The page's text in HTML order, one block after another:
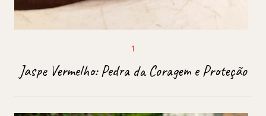
Jaspe Vermelho: Pedra da Coragem e Proteção